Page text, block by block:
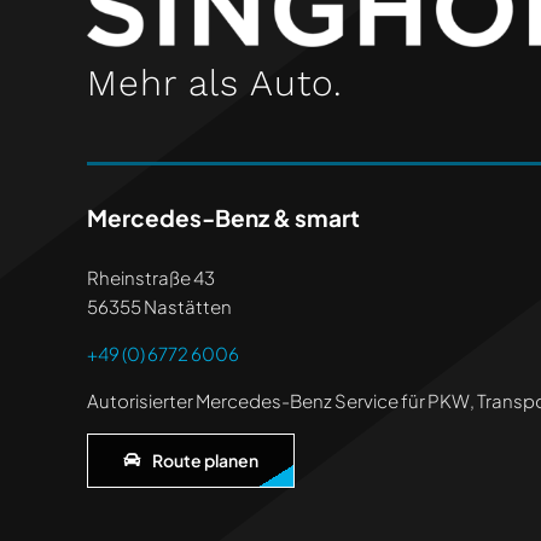
Mehr als Auto.
Mercedes-Benz & smart
Rheinstraße 43
56355 Nastätten
+49 (0) 6772 6006
Autorisierter Mercedes-Benz Service für PKW,
Route planen